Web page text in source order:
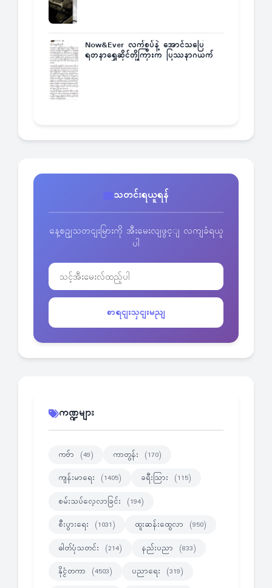
Now&Ever လက်စွပ်နဲ့ အောင်သပြေ
ရတနာရွှေဆိုင်တို့ကြားက ပြဿနာဂယက်
သတင်းရယူရန်
နေ့စဥျသတငျးမြားကို အီးမေးလျဖွင့ျ လကျခံရယူ
ပါ
စာရငျးသှငျးမညျ
ကဏ္ဍများ
ကဗ်ာ (49) ကာတွန်း (170)
ကျန်းမာရေး (1405) ခရီးသြား (115)
စမ်းသပ်လေ့လာခြင်း (194)
စီးပွားရေး (1031) ထူးဆန်းထွေလာ (950)
ဓါတ်ပုံသတင်း (214) နည်းပညာ (833)
နိုင္ငံတကာ (4503) ပညာရေး (319)